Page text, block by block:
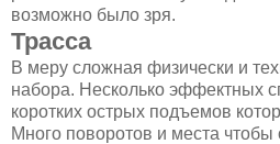
возможно было зря.
Трасса
В меру сложная физически и
набора. Несколько эффектных
коротких острых подъемов
Много поворотов и места чтобы